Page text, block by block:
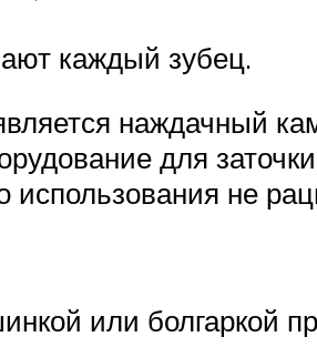
каждый зубец.
наждачный
для
использования не
или болгаркой